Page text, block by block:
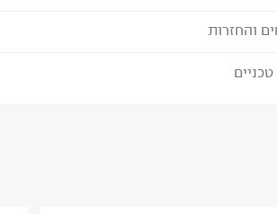
והחזרות
בשיטת המשלוח המתאימה לכם,
טכניים